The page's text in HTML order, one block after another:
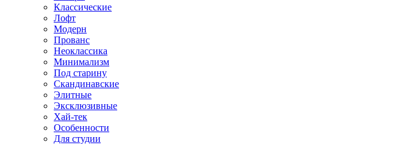
Классические
Лофт
Модерн
Прованс
Неоклассика
Минимализм
Под старину
Скандинавские
Элитные
Эксклюзивные
Хай-тек
Особенности
Для студии